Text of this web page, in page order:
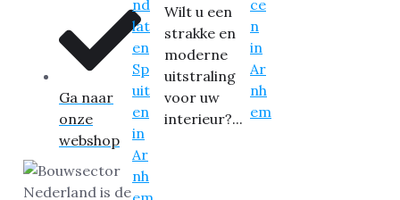
Ga naar
onze
webshop
Wilt u een
strakke en
moderne
uitstraling
voor uw
interieur?...